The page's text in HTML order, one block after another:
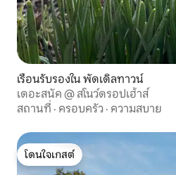
เรือนรับรองใน พัดเดิลทาวน์
เดอะสนัค @ สโนว์ดรอปเฮ้าส์
สถานที่ · ครอบครัว · ความสบาย
โดนใจเกสต์
โดนใจเกสต์